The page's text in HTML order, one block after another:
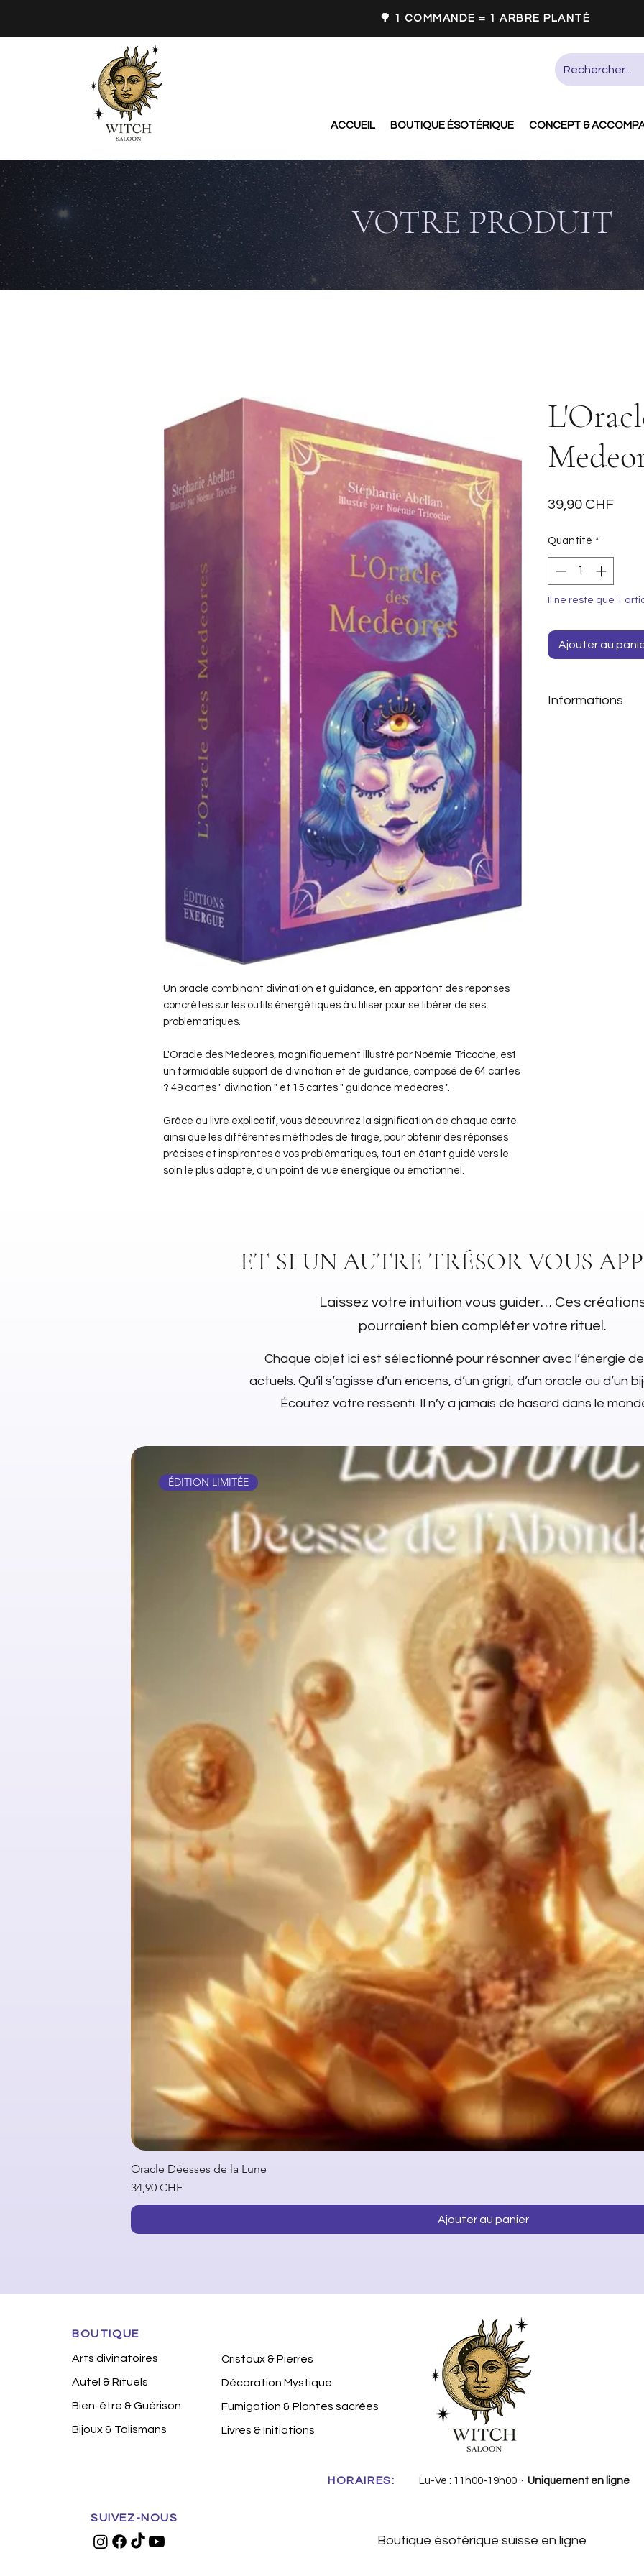
🌳 1 COMMANDE = 1 ARBRE PLANTÉ
ACCUEIL BOUTIQUE ÉSOTÉRIQUE CONCEPT &
VOTRE PRODUIT
Un oracle combinant divination et guidance, en apportant des réponses
concrètes sur les outils énergétiques à utiliser pour se libérer de ses
problématiques.
L'Oracle des Medeores, magnifiquement illustré par Noémie Tricoche, est
un formidable support de divination et de guidance, composé de 64 cartes
? 49 cartes " divination " et 15 cartes " guidance medeores ".
Grâce au livre explicatif, vous découvrirez la signification de chaque carte
ainsi que les différentes méthodes de tirage, pour obtenir des réponses
précises et inspirantes à vos problématiques, tout en étant guidé vers le
soin le plus adapté, d'un point de vue énergique ou émotionnel.
39,90 CHFPrix
Quantité *
Il ne reste que 1
Ajouter au
Informations
ET SI UN AUTRE TRÉSOR VOUS
Laissez votre intuition vous guider… Ces
pourraient bien compléter votre rituel.
Chaque objet ici est sélectionné pour résonner avec l’énergie
actuels. Qu’il s’agisse d’un encens, d’un grigri, d’un oracle ou d’un
Écoutez votre ressenti. Il n’y a jamais de hasard dans le
ÉDITION LIMITÉE
Oracle Déesses de la Lune
Prix
34,90 CHF
Ajouter au panier
BOUTIQUE
Arts divinatoires
Autel & Rituels
Bien-être & Guérison
Bijoux & Talismans
Cristaux & Pierres
Décoration Mystique
Fumigation & Plantes sacrées
Livres & Initiations
HORAIRES: Lu-Ve : 11h00-19h00 · Uniquement en ligne
SUIVEZ-NOUS
Boutique ésotérique suisse en ligne